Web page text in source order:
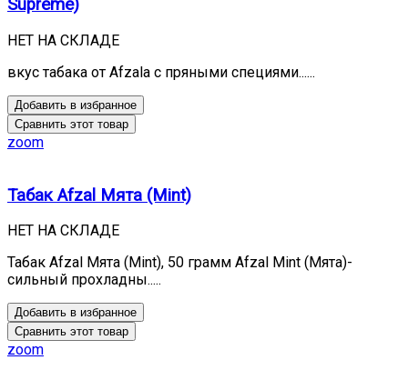
Supreme)
НЕТ НА СКЛАДЕ
вкус табака от Afzala с пряными специями......
Добавить в избранное
Сравнить этот товар
zoom
Табак Afzal Мята (Mint)
НЕТ НА СКЛАДЕ
Табак Afzal Мята (Mint), 50 грамм Afzal Mint (Мята)-
сильный прохладны.....
Добавить в избранное
Сравнить этот товар
zoom